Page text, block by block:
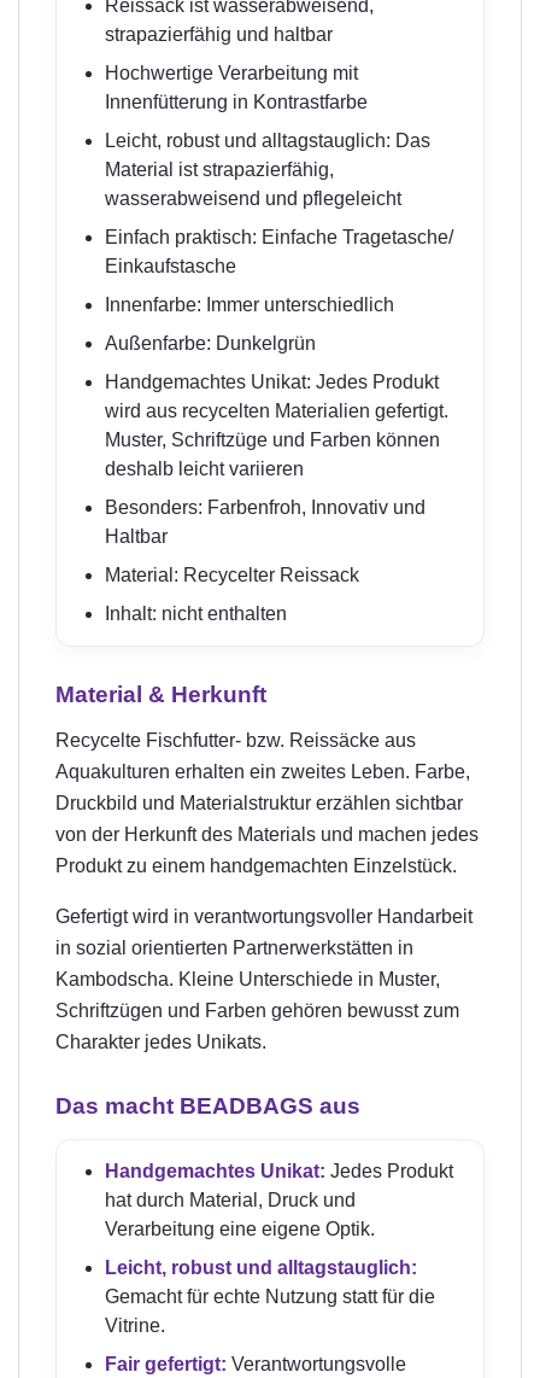
Reissack ist wasserabweisend,
strapazierfähig und haltbar
Hochwertige Verarbeitung mit
Innenfütterung in Kontrastfarbe
Leicht, robust und alltagstauglich: Das
Material ist strapazierfähig,
wasserabweisend und pflegeleicht
Einfach praktisch: Einfache Tragetasche/
Einkaufstasche
Innenfarbe: Immer unterschiedlich
Außenfarbe: Dunkelgrün
Handgemachtes Unikat: Jedes Produkt
wird aus recycelten Materialien gefertigt.
Muster, Schriftzüge und Farben können
deshalb leicht variieren
Besonders: Farbenfroh, Innovativ und
Haltbar
Material: Recycelter Reissack
Inhalt: nicht enthalten
Material & Herkunft
Recycelte Fischfutter- bzw. Reissäcke aus
Aquakulturen erhalten ein zweites Leben. Farbe,
Druckbild und Materialstruktur erzählen sichtbar
von der Herkunft des Materials und machen jedes
Produkt zu einem handgemachten Einzelstück.
Gefertigt wird in verantwortungsvoller Handarbeit
in sozial orientierten Partnerwerkstätten in
Kambodscha. Kleine Unterschiede in Muster,
Schriftzügen und Farben gehören bewusst zum
Charakter jedes Unikats.
Das macht BEADBAGS aus
Handgemachtes Unikat: Jedes Produkt
hat durch Material, Druck und
Verarbeitung eine eigene Optik.
Leicht, robust und alltagstauglich:
Gemacht für echte Nutzung statt für die
Vitrine.
Fair gefertigt: Verantwortungsvolle